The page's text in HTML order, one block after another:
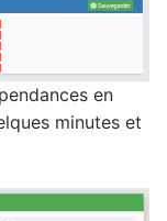
en
minutes et